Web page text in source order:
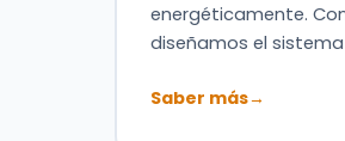
energéticamente.
diseñamos el
Saber más→